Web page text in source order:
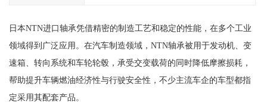
日本NTN进口轴承凭借精密的制造工艺和稳定的性能，在多个工业
领域得到广泛应用。在汽车制造领域，NTN轴承被用于发动机、变
速箱、转向系统和车轮轮毂，承受交变载荷的同时降低摩擦损耗，
帮助提升车辆燃油经济性与行驶安全性，不少主流车企的车型都指
定采用其配套产品。